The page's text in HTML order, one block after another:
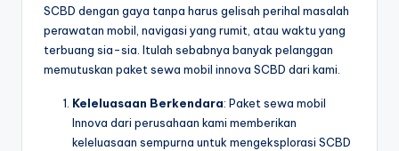
SCBD dengan gaya tanpa harus gelisah perihal masalah
perawatan mobil, navigasi yang rumit, atau waktu yang
terbuang sia-sia. Itulah sebabnya banyak pelanggan
memutuskan paket sewa mobil innova SCBD dari kami.
Keleluasaan Berkendara: Paket sewa mobil
Innova dari perusahaan kami memberikan
keleluasaan sempurna untuk mengeksplorasi SCBD